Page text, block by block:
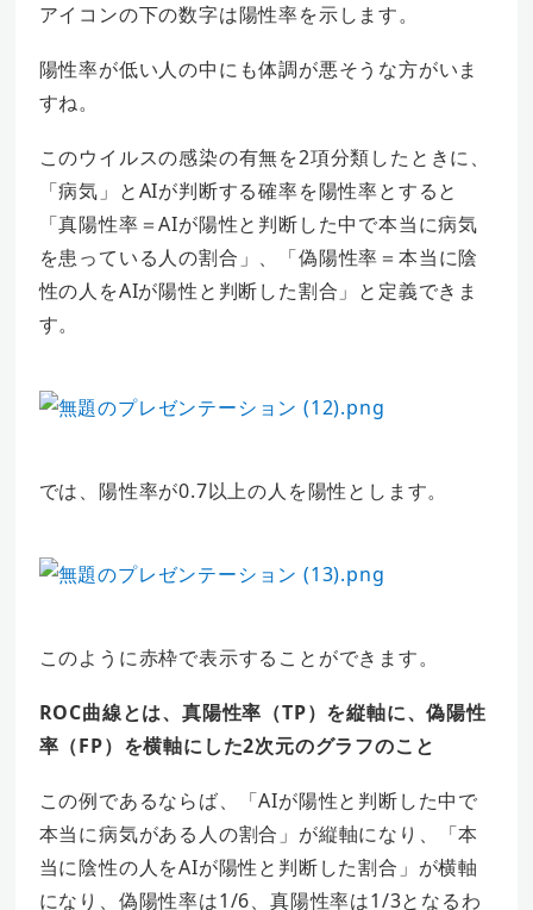
アイコンの下の数字は陽性率を示します。
陽性率が低い人の中にも体調が悪そうな方がいま
すね。
このウイルスの感染の有無を2項分類したときに、
「病気」とAIが判断する確率を陽性率とすると
「真陽性率＝AIが陽性と判断した中で本当に病気
を患っている人の割合」、「偽陽性率＝本当に陰
性の人をAIが陽性と判断した割合」と定義できま
す。
では、陽性率が0.7以上の人を陽性とします。
このように赤枠で表示することができます。
ROC曲線とは、真陽性率（TP）を縦軸に、偽陽性
率（FP）を横軸にした2次元のグラフのこと
この例であるならば、「AIが陽性と判断した中で
本当に病気がある人の割合」が縦軸になり、「本
当に陰性の人をAIが陽性と判断した割合」が横軸
になり、偽陽性率は1/6、真陽性率は1/3となるわ